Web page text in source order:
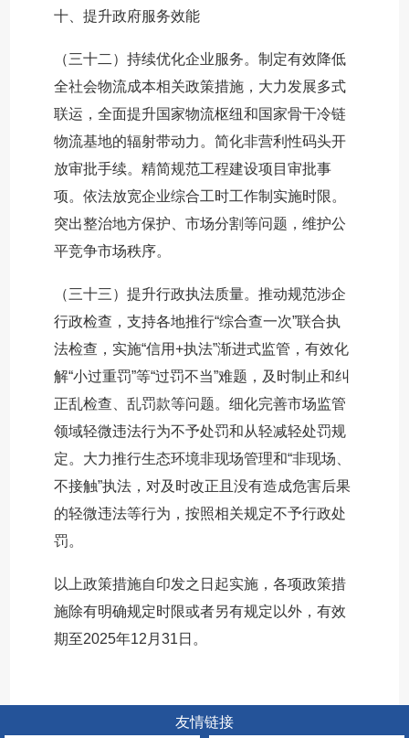
十、提升政府服务效能
（三十二）持续优化企业服务。制定有效降低
全社会物流成本相关政策措施，大力发展多式
联运，全面提升国家物流枢纽和国家骨干冷链
物流基地的辐射带动力。简化非营利性码头开
放审批手续。精简规范工程建设项目审批事
项。依法放宽企业综合工时工作制实施时限。
突出整治地方保护、市场分割等问题，维护公
平竞争市场秩序。
（三十三）提升行政执法质量。推动规范涉企
行政检查，支持各地推行“综合查一次”联合执
法检查，实施“信用+执法”渐进式监管，有效化
解“小过重罚”等“过罚不当”难题，及时制止和纠
正乱检查、乱罚款等问题。细化完善市场监管
领域轻微违法行为不予处罚和从轻减轻处罚规
定。大力推行生态环境非现场管理和“非现场、
不接触”执法，对及时改正且没有造成危害后果
的轻微违法等行为，按照相关规定不予行政处
罚。
以上政策措施自印发之日起实施，各项政策措
施除有明确规定时限或者另有规定以外，有效
期至2025年12月31日。
友情链接